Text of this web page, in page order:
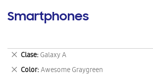
Smartphones
Clase Galaxy A
Eliminar
este
artículo
Color Awesome Graygreen
Eliminar